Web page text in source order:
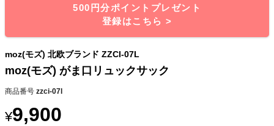
500円分ポイントプレゼント
登録はこちら >
moz(モズ) 北欧ブランド ZZCI-07L
moz(モズ) がま口リュックサック
商品番号 zzci-07l
¥9,900